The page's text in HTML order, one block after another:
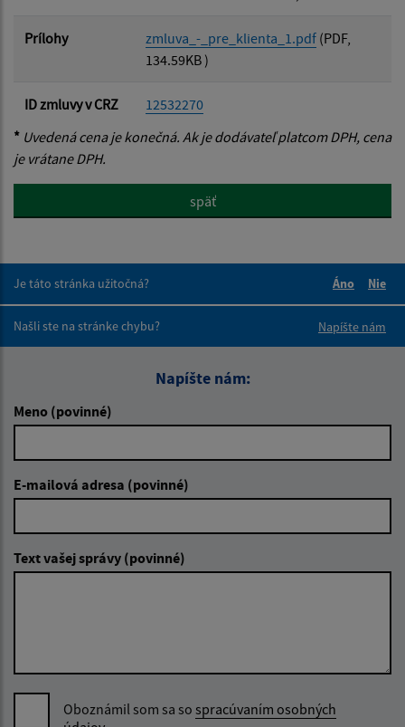
Prílohy zmluva_-_pre_klienta_1.pdf (PDF,
134.59KB )
ID zmluvy v CRZ
12532270
* Uvedená cena je konečná. Ak je dodávateľ platcom DPH, cena
je vrátane DPH.
späť
Je táto stránka užitočná?
Áno
Nie
Našli ste na stránke chybu?
Napíšte nám
Napíšte nám:
Meno (povinné)
E-mailová adresa (povinné)
Text vašej správy (povinné)
Oboznámil som sa so spracúvaním osobných